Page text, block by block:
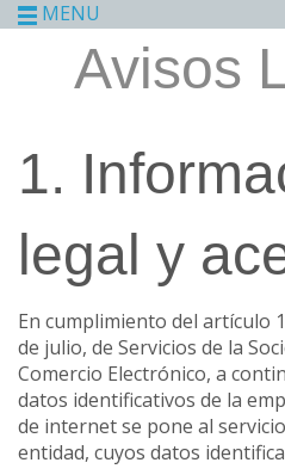
MENU
Avisos
1.
legal y
En cumplimiento del artículo
de julio, de Servicios de la
Comercio Electrónico, a
datos identificativos de la
de internet se pone al
entidad, cuyos datos